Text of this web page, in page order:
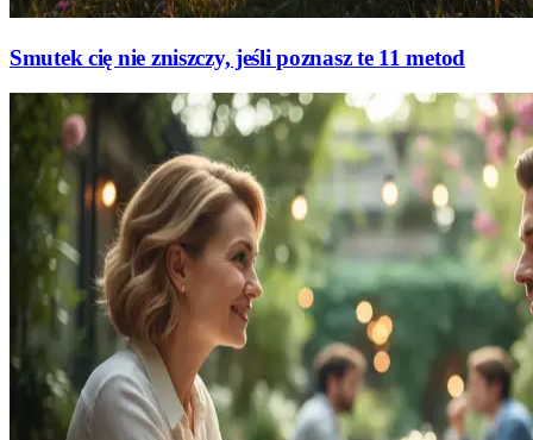
Smutek cię nie zniszczy, jeśli poznasz te 11 metod